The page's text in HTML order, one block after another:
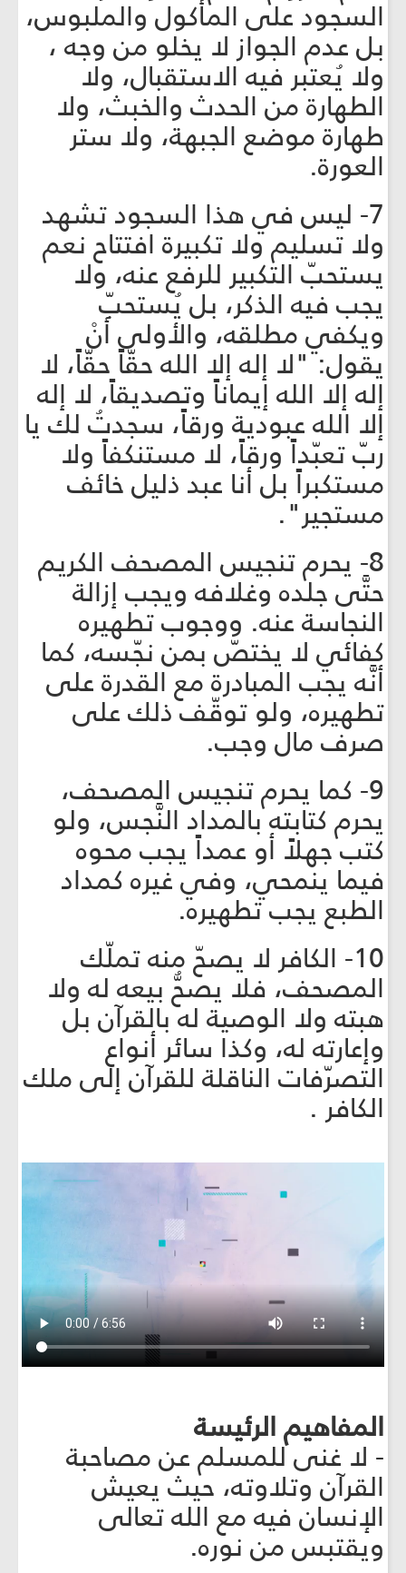
السجود على المأكول والملبوس،
بل عدم الجواز لا يخلو من وجه ،
ولا يُعتبر فيه الاستقبال، ولا
الطهارة من الحدث والخبث، ولا
طهارة موضع الجبهة، ولا ستر
العورة.
7- ليس في هذا السجود تشهد
ولا تسليم ولا تكبيرة افتتاح نعم
يستحبّ التكبير للرفع عنه، ولا
يجب فيه الذكر، بل يُستحبّ
ويكفي مطلقه، والأولى أنْ
يقول: "لا إله إلا الله حقّاً حقّاً، لا
إله إلا الله إيماناً وتصديقاً، لا إله
إلا الله عبودية ورقاً، سجدتُ لك يا
ربّ تعبّداً ورقاً، لا مستنكفاً ولا
مستكبراً بل أنا عبد ذليل خائف
مستجير".
8- يحرم تنجيس المصحف الكريم
حتَّى جلده وغلافه ويجب إزالة
النجاسة عنه. ووجوب تطهيره
كفائي لا يختصّ بمن نجّسه، كما
أنَّه يجب المبادرة مع القدرة على
تطهيره، ولو توقّف ذلك على
صرف مال وجب.
9- كما يحرم تنجيس المصحف،
يحرم كتابته بالمداد النَّجس، ولو
كتب جهلاً أو عمداً يجب محوه
فيما ينمحي، وفي غيره كمداد
الطبع يجب تطهيره.
10- الكافر لا يصحّ منه تملّك
المصحف، فلا يصحُّ بيعه له ولا
هبته ولا الوصية له بالقرآن بل
وإعارته له، وكذا سائر أنواع
التصرّفات الناقلة للقرآن إلى ملك
الكافر .
المفاهيم الرئيسة
- لا غنى للمسلم عن مصاحبة
القرآن وتلاوته، حيث يعيش
الإنسان فيه مع الله تعالى
ويقتبس من نوره.